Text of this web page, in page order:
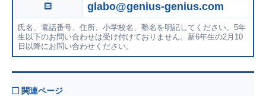
glabo@genius-genius.com
氏名、電話番号、住所、小学校名、塾名を明記してください。5年
生以下のお問い合わせは受け付けておりません。新6年生の2月10
日以降にお問い合わせください。
関連ページ